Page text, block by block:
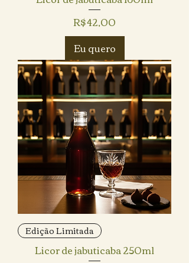
Preço
R$ 42,00
Eu quero
Edição Limitada
Licor de jabuticaba 250ml